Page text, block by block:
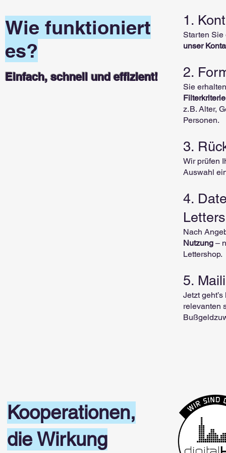
Wie funktioniert
es?
Einfach, schnell und effizient!
1.
Starten Sie
unser
2.
Sie
z. B. Alter,
Personen.
3.
Wir prüfen
Auswahl
4.
Nach
Nutzung –
Lettershop.
5.
Jetzt
relevanten
Kooperationen,
die Wirkung